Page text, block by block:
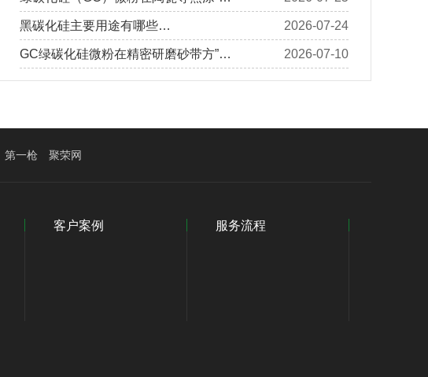
2026-07-24
黑碳化硅主要用途有哪些…
2026-07-10
GC绿碳化硅微粉在精密研磨砂带方”…
第一枪 聚荣网
客户案例 服务流程